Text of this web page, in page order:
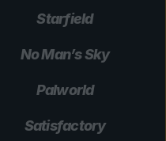
Starfield
No Man’s Sky
Palworld
Satisfactory